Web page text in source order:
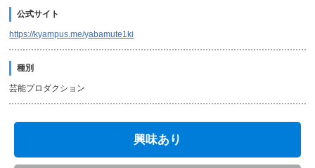
公式サイト
https://kyampus.me/yabamute1ki
種別
芸能プロダクション
興味あり